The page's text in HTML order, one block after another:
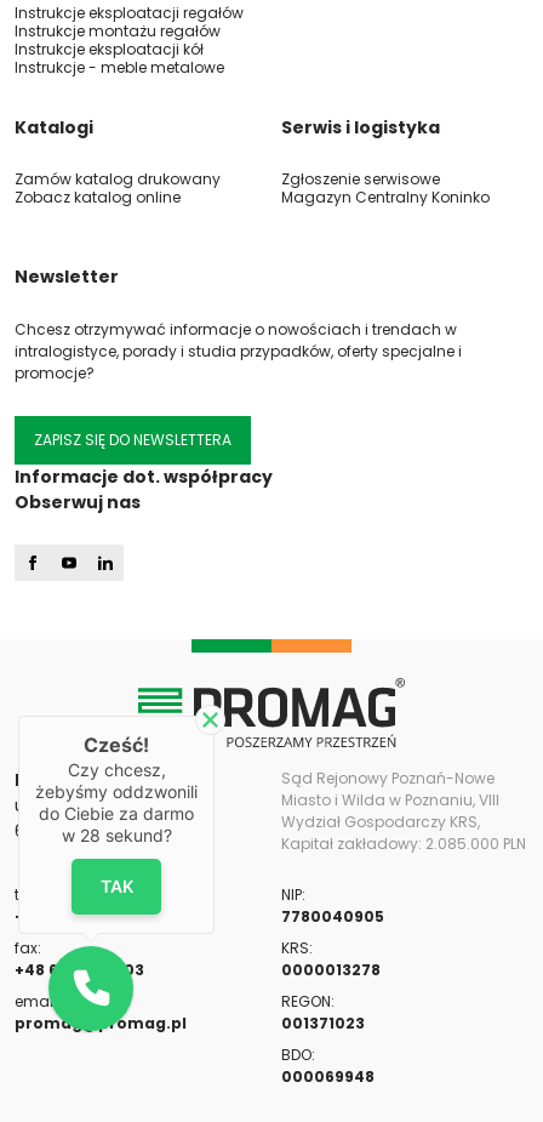
Katalogi
Zamów katalog drukowany
Zobacz katalog online
Instrukcje eksploatacji regałów
Instrukcje montażu regałów
Instrukcje eksploatacji kół
Instrukcje - meble metalowe
Serwis i logistyka
Zgłoszenie serwisowe
Magazyn Centralny Koninko
Newsletter
Chcesz otrzymywać informacje o nowościach i trendach w
intralogistyce, porady i studia przypadków, oferty specjalne i
promocje?
ZAPISZ SIĘ DO NEWSLETTERA
Informacje dot. współpracy
Obserwuj nas
PROMAG S.A.
ul. Romana Maya 11
61-371 Poznań
Sąd Rejonowy Poznań-Nowe
Miasto i Wilda w Poznaniu, VIII
Wydział Gospodarczy KRS,
Kapitał zakładowy: 2.085.000 PLN
tel:
+48 61 655 82 00
fax:
+48 61 655 82 03
email:
promag@promag.pl
NIP:
7780040905
KRS:
0000013278
REGON:
001371023
BDO:
000069948
Cześć!
Czy chcesz,
żebyśmy oddzwonili
do Ciebie za darmo
w 28 sekund?
TAK